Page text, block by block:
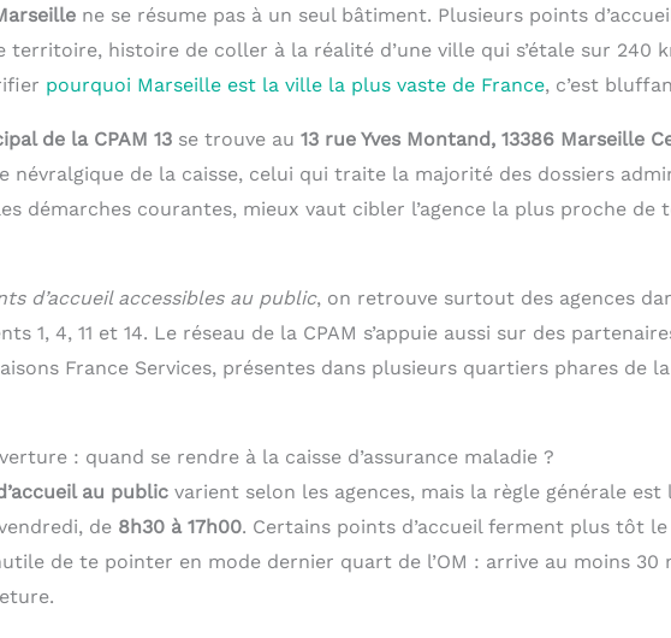
ne se résume pas à un seul bâtiment. Plusieurs points
territoire, histoire de coller à la réalité d’une ville qui s’étale sur 240
pourquoi Marseille est la ville la plus vaste de France, c’est
de la CPAM 13se trouve au 13 rue Yves Montand, 13386 Marseille
névralgique de la caisse, celui qui traite la majorité des dossiers
démarches courantes, mieux vaut cibler l’agence la plus proche de
d’accueil accessibles au public, on retrouve surtout des agences
1, 4, 11 et 14. Le réseau de la CPAM s’appuie aussi sur des
France Services, présentes dans plusieurs quartiers phares de
: quand se rendre à la caisse d’assurance maladie ?
au publicvarient selon les agences, mais la règle générale est
de 8h30 à 17h00. Certains points d’accueil ferment plus tôt le
de te pointer en mode dernier quart de l’OM : arrive au moins 30